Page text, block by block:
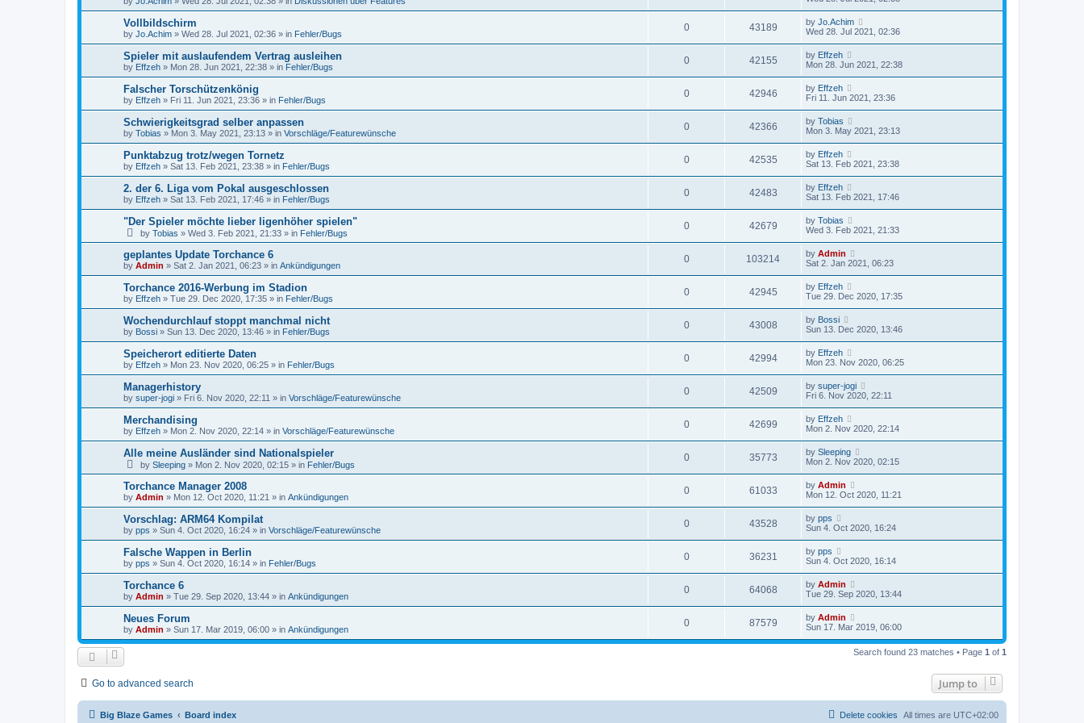
Vollbildschirm
by Jo.Achim » Wed 28. Jul 2021, 02:36 » in Fehler/Bugs
0 43189 by Jo.Achim
Wed 28. Jul 2021, 02:36
Spieler mit auslaufendem Vertrag ausleihen
by Effzeh » Mon 28. Jun 2021, 22:38 » in Fehler/Bugs
0 42155 by Effzeh
Mon 28. Jun 2021, 22:38
Falscher Torschützenkönig
by Effzeh » Fri 11. Jun 2021, 23:36 » in Fehler/Bugs
0 42946 by Effzeh
Fri 11. Jun 2021, 23:36
Schwierigkeitsgrad selber anpassen
by Tobias » Mon 3. May 2021, 23:13 » in Vorschläge/Featurewünsche
0 42366 by Tobias
Mon 3. May 2021, 23:13
Punktabzug trotz/wegen Tornetz
by Effzeh » Sat 13. Feb 2021, 23:38 » in Fehler/Bugs
0 42535 by Effzeh
Sat 13. Feb 2021, 23:38
2. der 6. Liga vom Pokal ausgeschlossen
by Effzeh » Sat 13. Feb 2021, 17:46 » in Fehler/Bugs
0 42483 by Effzeh
Sat 13. Feb 2021, 17:46
"Der Spieler möchte lieber ligenhöher spielen"
by Tobias » Wed 3. Feb 2021, 21:33 » in Fehler/Bugs
0 42679 by Tobias
Wed 3. Feb 2021, 21:33
geplantes Update Torchance 6
by Admin » Sat 2. Jan 2021, 06:23 » in Ankündigungen
0 103214 by Admin
Sat 2. Jan 2021, 06:23
Torchance 2016-Werbung im Stadion
by Effzeh » Tue 29. Dec 2020, 17:35 » in Fehler/Bugs
0 42945 by Effzeh
Tue 29. Dec 2020, 17:35
Wochendurchlauf stoppt manchmal nicht
by Bossi » Sun 13. Dec 2020, 13:46 » in Fehler/Bugs
0 43008 by Bossi
Sun 13. Dec 2020, 13:46
Speicherort editierte Daten
by Effzeh » Mon 23. Nov 2020, 06:25 » in Fehler/Bugs
0 42994 by Effzeh
Mon 23. Nov 2020, 06:25
Managerhistory
by super-jogi » Fri 6. Nov 2020, 22:11 » in Vorschläge/Featurewünsche
0 42509 by super-jogi
Fri 6. Nov 2020, 22:11
Merchandising
by Effzeh » Mon 2. Nov 2020, 22:14 » in Vorschläge/Featurewünsche
0 42699 by Effzeh
Mon 2. Nov 2020, 22:14
Alle meine Ausländer sind Nationalspieler
by Sleeping » Mon 2. Nov 2020, 02:15 » in Fehler/Bugs
0 35773 by Sleeping
Mon 2. Nov 2020, 02:15
Torchance Manager 2008
by Admin » Mon 12. Oct 2020, 11:21 » in Ankündigungen
0 61033 by Admin
Mon 12. Oct 2020, 11:21
Vorschlag: ARM64 Kompilat
by pps » Sun 4. Oct 2020, 16:24 » in Vorschläge/Featurewünsche
0 43528 by pps
Sun 4. Oct 2020, 16:24
Falsche Wappen in Berlin
by pps » Sun 4. Oct 2020, 16:14 » in Fehler/Bugs
0 36231 by pps
Sun 4. Oct 2020, 16:14
Torchance 6
by Admin » Tue 29. Sep 2020, 13:44 » in Ankündigungen
0 64068 by Admin
Tue 29. Sep 2020, 13:44
Neues Forum
by Admin » Sun 17. Mar 2019, 06:00 » in Ankündigungen
0 87579 by Admin
Sun 17. Mar 2019, 06:00
Search found 23 matches • Page 1 of 1
Go to advanced search Jump to
Big Blaze Games Board index All times are UTC+02:00
Delete cookies